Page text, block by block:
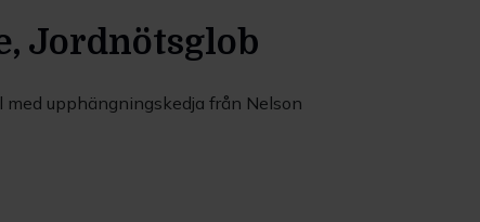
Jordnötsglob
med upphängningskedja från Nelson